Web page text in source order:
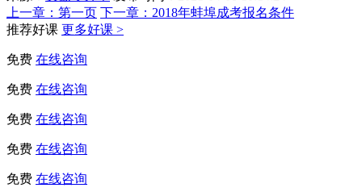
上一章： 第一页 下一章： 2018年蚌埠成考报名条件
推荐好课 更多好课 >
免费 在线咨询
免费 在线咨询
免费 在线咨询
免费 在线咨询
免费 在线咨询